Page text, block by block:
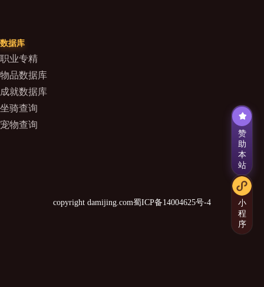
数据库
职业专精
物品数据库
成就数据库
坐骑查询
宠物查询
copyright damijing.com蜀ICP备14004625号-4
赞
助
本
站
小
程
序